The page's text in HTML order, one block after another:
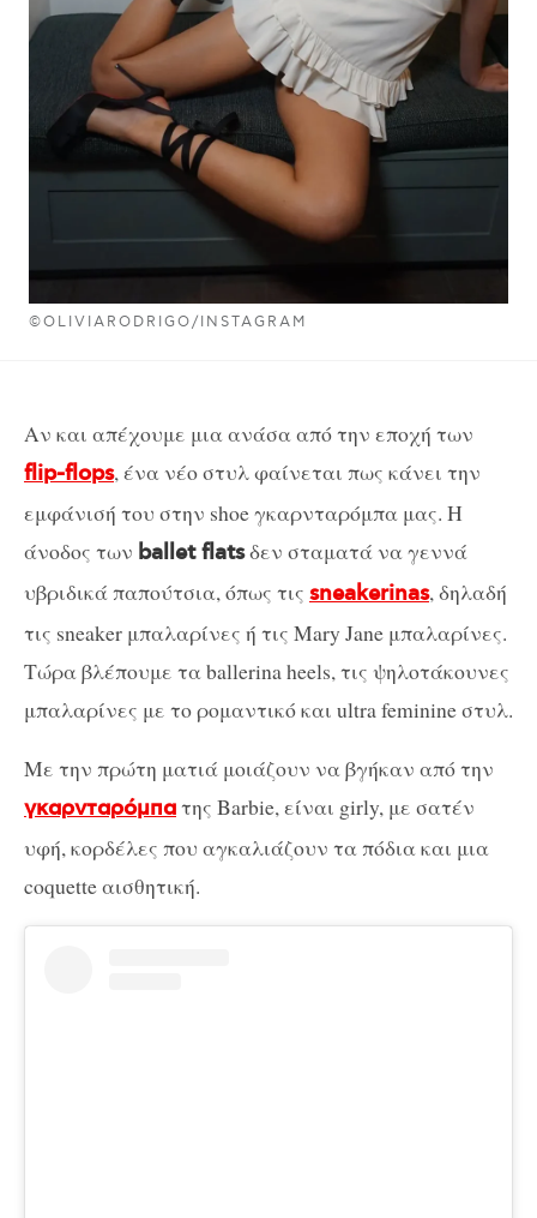
©OLIVIARODRIGO/INSTAGRAM
Αν και απέχουμε μια ανάσα από την εποχή των
flip-flops, ένα νέο στυλ φαίνεται πως κάνει την
εμφάνισή του στην shoe γκαρνταρόμπα μας. Η
άνοδος των ballet flatsδεν σταματά να γεννά
υβριδικά παπούτσια, όπως τις sneakerinas, δηλαδή
τις sneaker μπαλαρίνες ή τις Mary Jane μπαλαρίνες.
Τώρα βλέπουμε τα ballerina heels, τις ψηλοτάκουνες
μπαλαρίνες με το ρομαντικό και ultra feminine στυλ.
Με την πρώτη ματιά μοιάζουν να βγήκαν από την
γκαρνταρόμπατης Barbie, είναι girly, με σατέν
υφή, κορδέλες που αγκαλιάζουν τα πόδια και μια
coquette αισθητική.